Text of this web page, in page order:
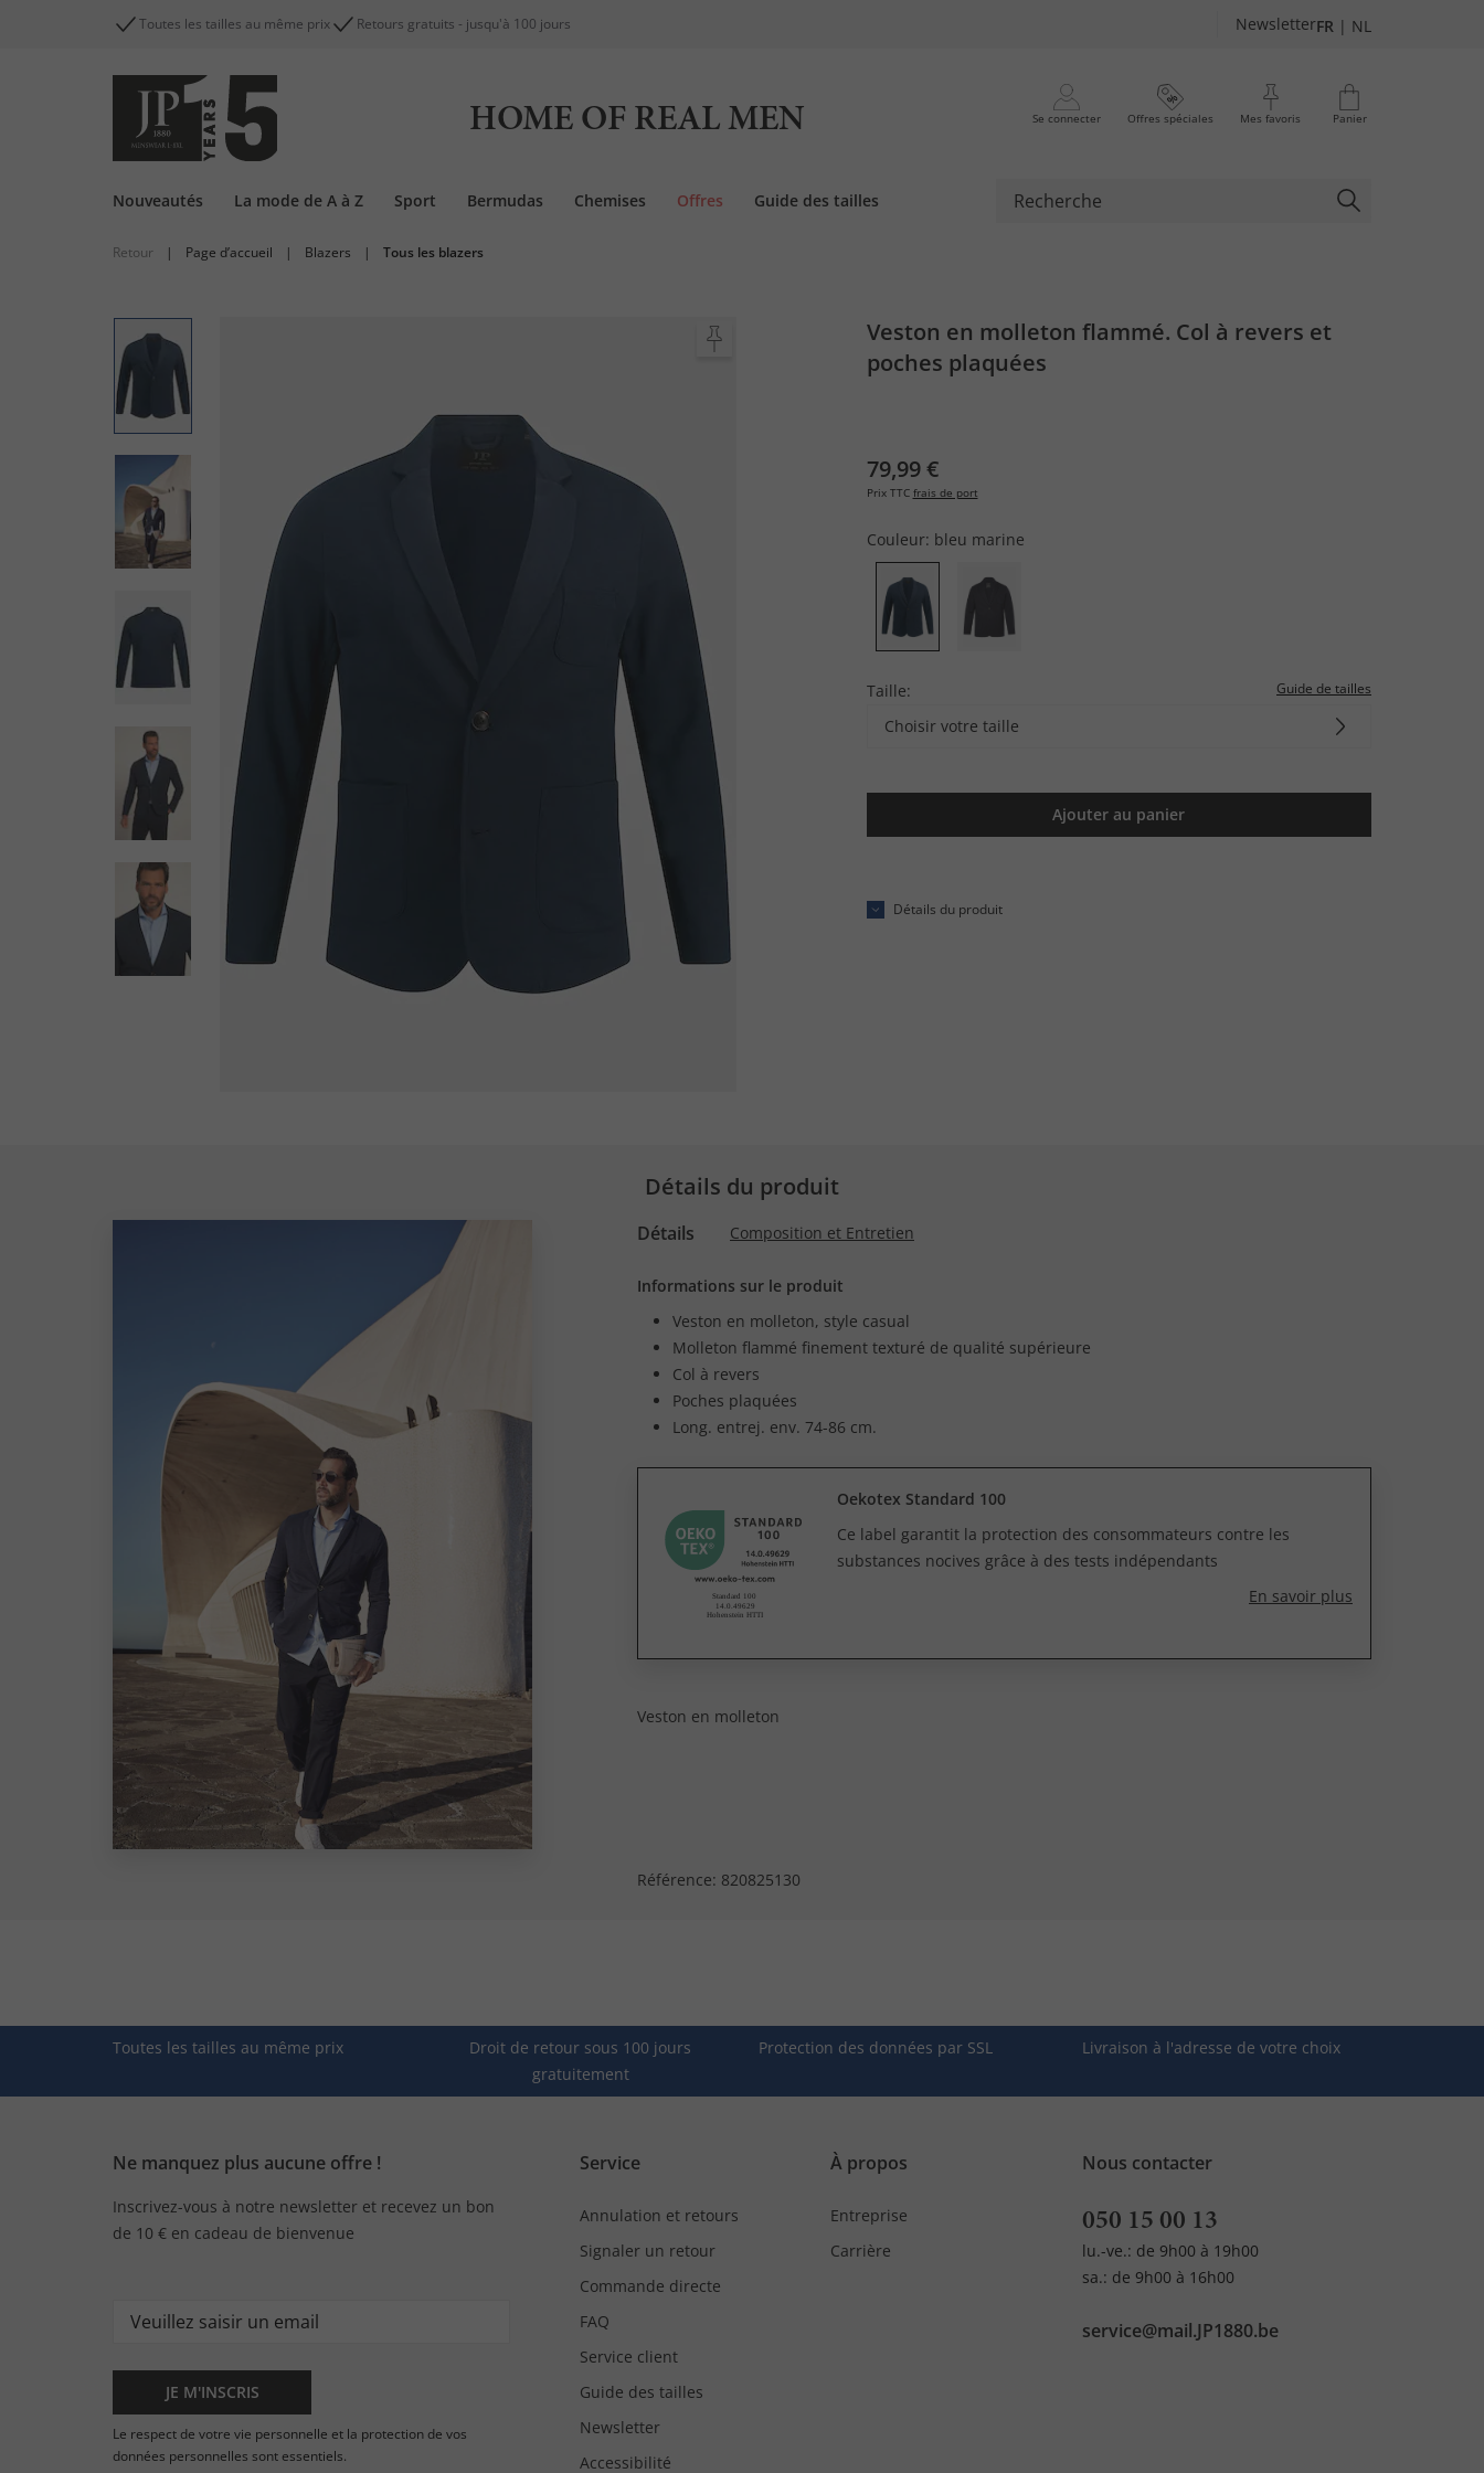
Toutes les tailles au même prix Retours gratuits - jusqu'à 100 jours NewsletterFR | NL
HOME OF REAL MEN Se connecter Offres spéciales Mes favoris Panier
Nouveautés La mode de A à Z Sport Bermudas Chemises Offres Guide des tailles
Retour | Page d’accueil | Blazers | Tous les blazers
Veston en molleton flammé. Col à revers et
poches plaquées
79,99 €
Prix TTC frais de port
Couleur: bleu marine
Taille: Guide de tailles
Choisir votre taille
Ajouter au panier
Détails du produit
Détails du produit
Détails Composition et Entretien
Informations sur le produit
Veston en molleton, style casual
Molleton flammé finement texturé de qualité supérieure
Col à revers
Poches plaquées
Long. entrej. env. 74-86 cm.
Oekotex Standard 100
Ce label garantit la protection des consommateurs contre les
substances nocives grâce à des tests indépendants
En savoir plus
Veston en molleton
Référence: 820825130
Toutes les tailles au même prix
Droit de retour sous 100 jours
gratuitement
Protection des données par SSL Livraison à l'adresse de votre choix
Ne manquez plus aucune offre !
Inscrivez-vous à notre newsletter et recevez un bon
de 10 € en cadeau de bienvenue
JE M'INSCRIS
Le respect de votre vie personnelle et la protection de vos
données personnelles sont essentiels.
Service
Annulation et retours
Signaler un retour
Commande directe
FAQ
Service client
Guide des tailles
Newsletter
Accessibilité
À propos
Entreprise
Carrière
Nous contacter
050 15 00 13
lu.-ve.: de 9h00 à 19h00
sa.: de 9h00 à 16h00
service@mail.JP1880.be